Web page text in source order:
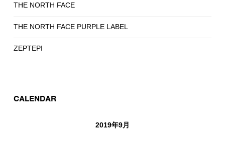
THE NORTH FACE
THE NORTH FACE PURPLE LABEL
ZEPTEPI
CALENDAR
2019年9月